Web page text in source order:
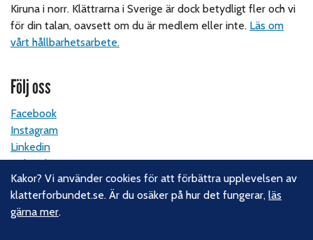
Kiruna i norr. Klättrarna i Sverige är dock betydligt fler och vi
för din talan, oavsett om du är medlem eller inte. Läs om
vårt hållbarhetsarbete.
Följ oss
Facebook
Instagram
Linkedin
Nyhetsbrev
Kontakt
Kakor? Vi använder cookies för att förbättra upplevelsen av
klatterforbundet.se. Är du osäker på hur det fungerar,läs
gärna mer.